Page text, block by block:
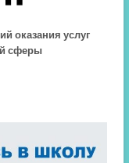
оказания услуг
сферы